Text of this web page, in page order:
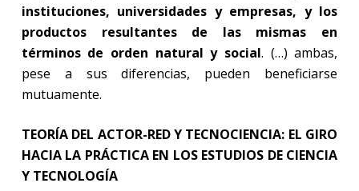
instituciones, universidades y empresas, y los
productos resultantes de las mismas en
términos de orden natural y social. (…) ambas,
pese a sus diferencias, pueden beneficiarse
mutuamente.
TEORÍA DEL ACTOR-RED Y TECNOCIENCIA: EL GIRO
HACIA LA PRÁCTICA EN LOS ESTUDIOS DE CIENCIA
Y TECNOLOGÍA